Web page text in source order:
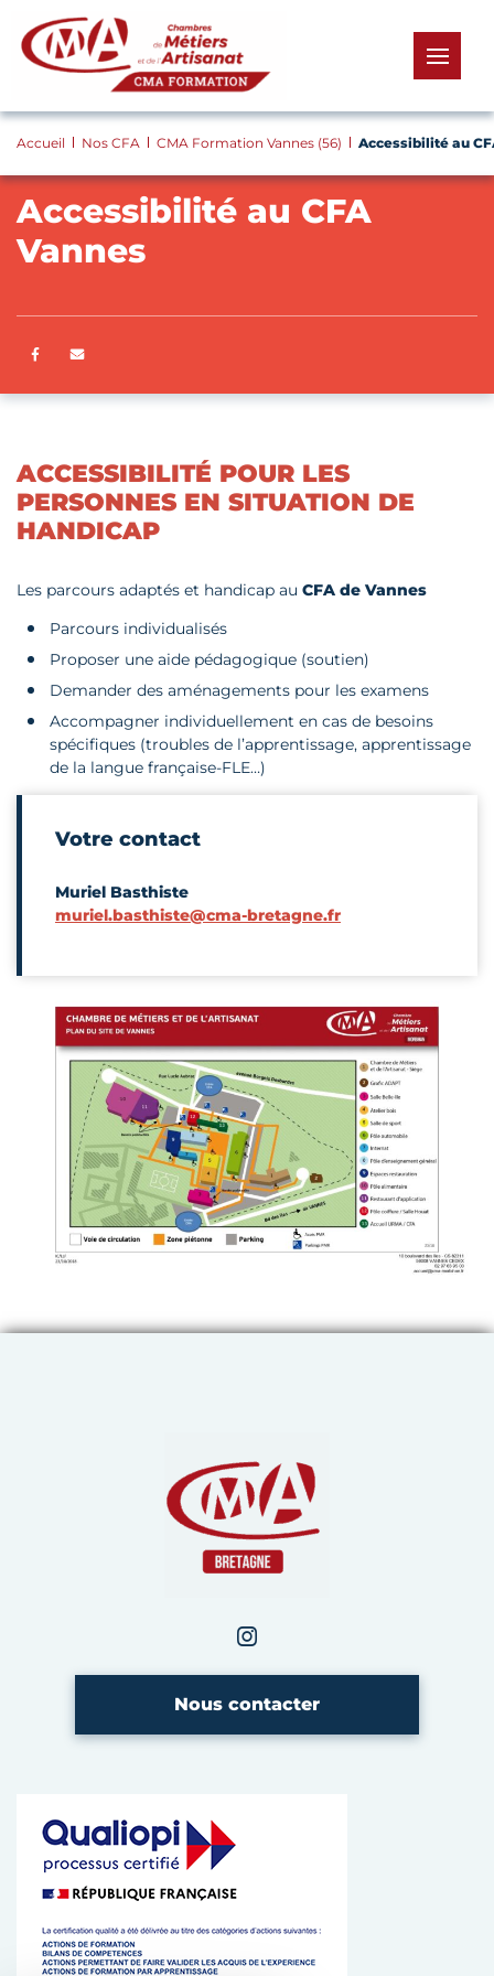
menu
Accueil Nos CFA CMA Formation Vannes (56) Accessibilité au
Accessibilité au CFA
Vannes
Partager sur Facebook
ACCESSIBILITÉ POUR LES
PERSONNES EN SITUATION DE
HANDICAP
Les parcours adaptés et handicap au CFA de Vannes
Parcours individualisés
Proposer une aide pédagogique (soutien)
Demander des aménagements pour les examens
Accompagner individuellement en cas de besoins
spécifiques (troubles de l’apprentissage, apprentissage
de la langue française-FLE…)
Votre contact
Muriel Basthiste
muriel.basthiste@cma-bretagne.fr
Chambre de Métiers et
Instagram
CMA Bretagne
Nous contacter